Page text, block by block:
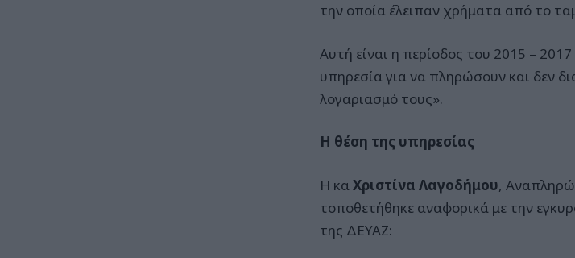
την οποία έλειπαν χρήματα από το
Αυτή είναι η περίοδος του 2015 –
υπηρεσία για να πληρώσουν και δεν
λογαριασμό τους».
Η θέση της υπηρεσίας
Η κα Χριστίνα Λαγοδήμου,
τοποθετήθηκε αναφορικά με την
της ΔΕΥΑΖ: